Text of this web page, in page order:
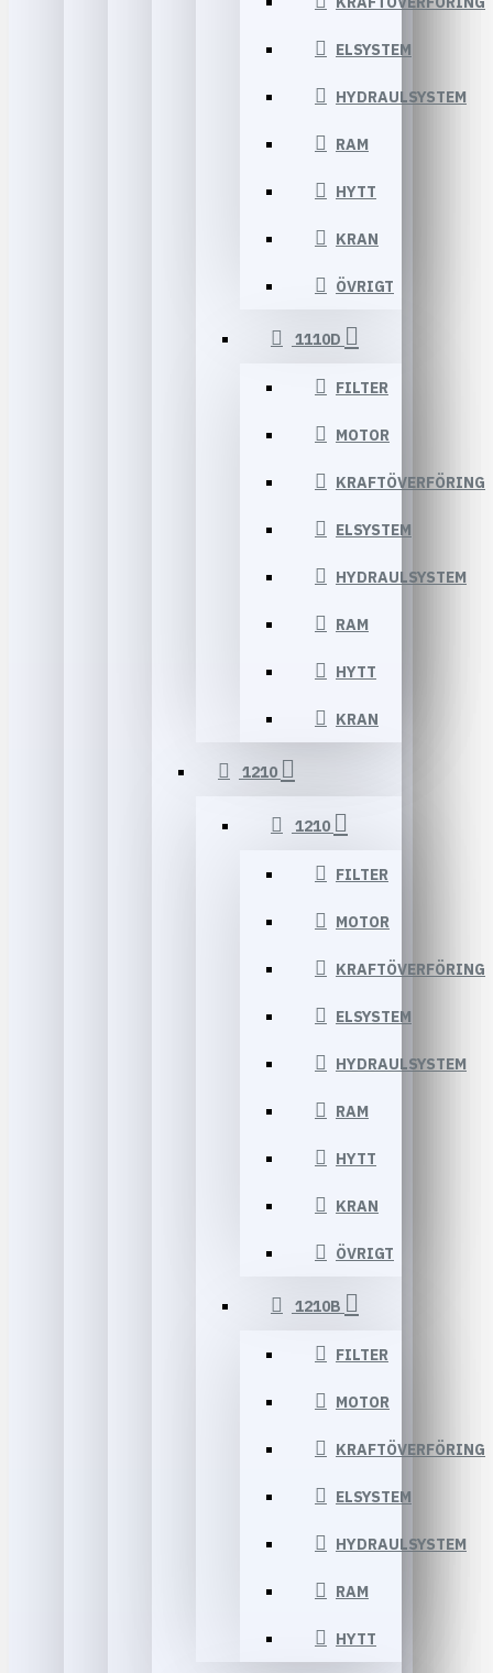
ELSYSTEM
HYDRAULSYSTEM
RAM
HYTT
KRAN
ÖVRIGT
1110D
FILTER
MOTOR
KRAFTÖVERFÖRING
ELSYSTEM
HYDRAULSYSTEM
RAM
HYTT
KRAN
1210
1210
FILTER
MOTOR
KRAFTÖVERFÖRING
ELSYSTEM
HYDRAULSYSTEM
RAM
HYTT
KRAN
ÖVRIGT
1210B
FILTER
MOTOR
KRAFTÖVERFÖRING
ELSYSTEM
HYDRAULSYSTEM
RAM
HYTT